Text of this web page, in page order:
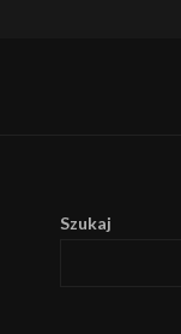
Szukaj